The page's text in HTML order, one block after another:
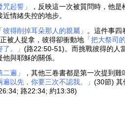
咒起誓」
，反映這一次被質問時，他
情緒失控的地步。
「彼得削掉耳朵那人的親屬」
。這件事四
被人捉拿，彼得卻衝動地 「把大祭司
了。」(路22:50-51)。而挑戰彼得的人
與耶穌的關係。
遍」
，其他三卷書都是第一次提到
遍以先，你要三次不認我。」(30節) 其
路22:34; 約13:38)